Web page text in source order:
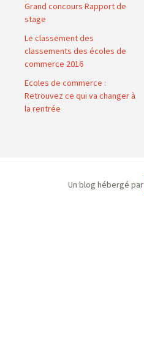
Grand concours Rapport de
stage
Le classement des
classements des écoles de
commerce 2016
Ecoles de commerce :
Retrouvez ce qui va changer à
la rentrée
Un blog hébergé par